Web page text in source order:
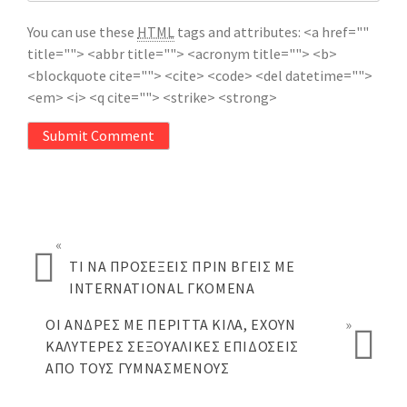
You can use these HTML tags and attributes: <a href=""
title=""> <abbr title=""> <acronym title=""> <b>
<blockquote cite=""> <cite> <code> <del datetime="">
<em> <i> <q cite=""> <strike> <strong>
Submit Comment
«
ΤΙ ΝΑ ΠΡΟΣΈΞΕΙΣ ΠΡΙΝ ΒΓΕΙΣ ΜΕ
INTERNATIONAL ΓΚΌΜΕΝΑ
ΟΙ ΆΝΔΡΕΣ ΜΕ ΠΕΡΙΤΤΆ ΚΙΛΆ, ΈΧΟΥΝ
ΚΑΛΎΤΕΡΕΣ ΣΕΞΟΥΑΛΙΚΈΣ ΕΠΙΔΌΣΕΙΣ
ΑΠΌ ΤΟΥΣ ΓΥΜΝΑΣΜΈΝΟΥΣ
»